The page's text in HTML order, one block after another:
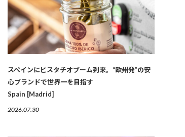
スペインにピスタチオブーム到来。“欧州発”の安
心ブランドで世界一を目指す
Spain [Madrid]
2026.07.30